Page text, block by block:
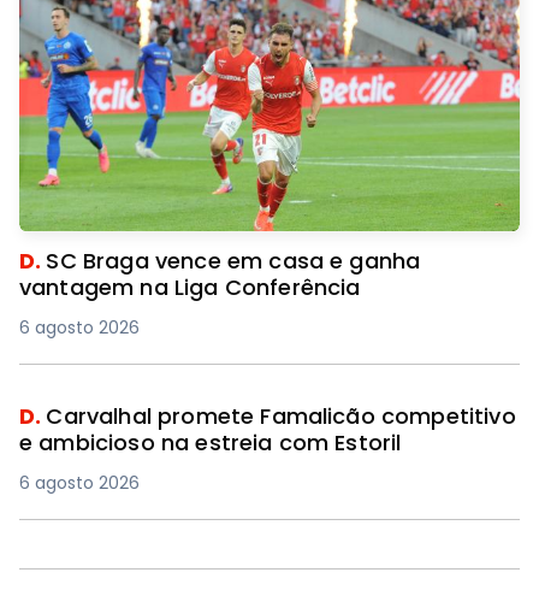
D. SC Braga vence em casa e ganha
vantagem na Liga Conferência
6 agosto 2026
D. Carvalhal promete Famalicão competitivo
e ambicioso na estreia com Estoril
6 agosto 2026